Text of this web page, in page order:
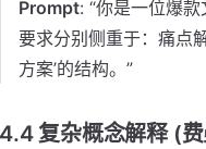
Prompt: “你是一位爆
要求分别侧重于：痛点
方案’的结构。”
4.4 复杂概念解释 (